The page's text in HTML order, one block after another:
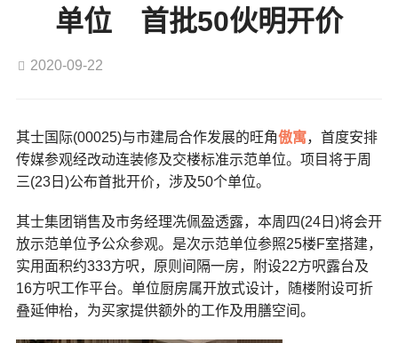
单位 首批50伙明开价
2020-09-22
其士国际(00025)与市建局合作发展的旺角傲寓，首度安排
传媒参观经改动连装修及交楼标准示范单位。项目将于周
三(23日)公布首批开价，涉及50个单位。
其士集团销售及市务经理冼佩盈透露，本周四(24日)将会开
放示范单位予公众参观。是次示范单位参照25楼F室搭建，
实用面积约333方呎，原则间隔一房，附设22方呎露台及
16方呎工作平台。单位厨房属开放式设计，随楼附设可折
叠延伸枱，为买家提供额外的工作及用膳空间。